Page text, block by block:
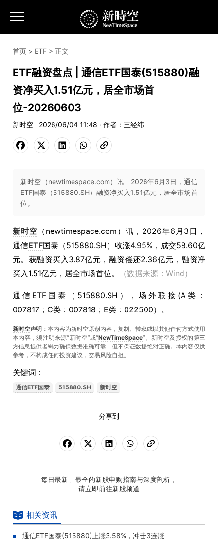
首页 > ETF > 正文
ETF融资盘点 | 通信ETF国泰(515880)融
资净买入1.51亿元，居全市场首
位-20260603
新时空 · 2026/06/04 11:48 · 作者： 王经纬
新时空（newtimespace.com）讯，2026年6月3日，通信
ETF国泰（515880.SH）融资净买入1.51亿元，居全市场首
位。
新时空 （ newtimespace.com ）讯， 2026年6月3日，
通信ETF国泰（515880.SH）收涨4.95%，成交58.60亿
元。获融资买入3.87亿元，融资偿还2.36亿元，融资净
买入1.51亿元，居全市场首位。
（数据来源：Wind）
通信ETF国泰（515880.SH），场外联接(A类：
007817；C类：007818；E类：022500）。
新时空声明： 本内容为新时空原创内容，复制、转载或以其他任何方式使用
本内容，须注明来源“新时空”或“NewTimeSpace”。新时空及授权的第三
方信息提供者竭力确保数据准确可靠，但不保证数据绝对正确。本內容仅供
参考，不构成任何投资建议，交易风险自担。
关键词：
通信ETF国泰 515880.SH 新时空
分享到
每日最新、最全的新股申购指南与深度剖析，
请立即前往新股频道
相关资讯
通信ETF国泰(515880)上涨3.58%，冲击3连涨